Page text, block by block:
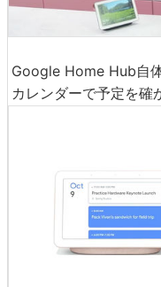
Google Home Hub自
カレンダーで予定を確